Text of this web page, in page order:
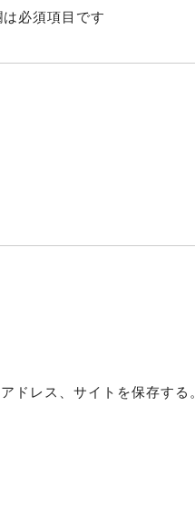
必須項目です
ドレス、サイトを保存する。